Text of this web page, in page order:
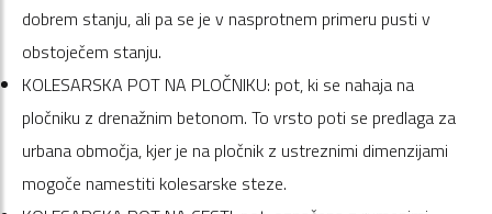
dobrem stanju, ali pa se je v nasprotnem primeru pusti v
obstoječem stanju.
KOLESARSKA POT NA PLOČNIKU: pot, ki se nahaja na
pločniku z drenažnim betonom. To vrsto poti se predlaga za
urbana območja, kjer je na pločnik z ustreznimi dimenzijami
mogoče namestiti kolesarske steze.